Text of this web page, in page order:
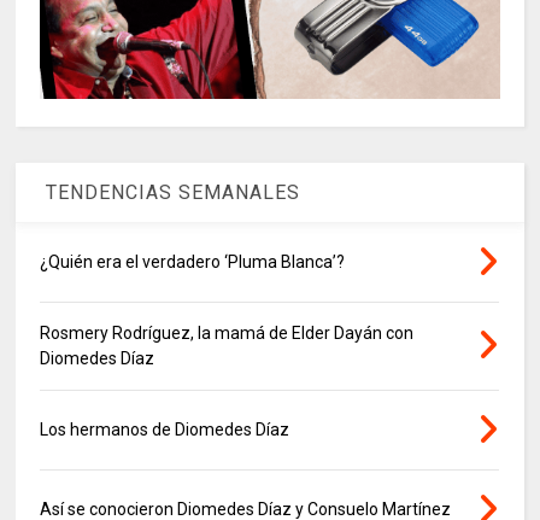
TENDENCIAS SEMANALES
¿Quién era el verdadero ‘Pluma Blanca’?
Rosmery Rodríguez, la mamá de Elder Dayán con
Diomedes Díaz
Los hermanos de Diomedes Díaz
Así se conocieron Diomedes Díaz y Consuelo Martínez